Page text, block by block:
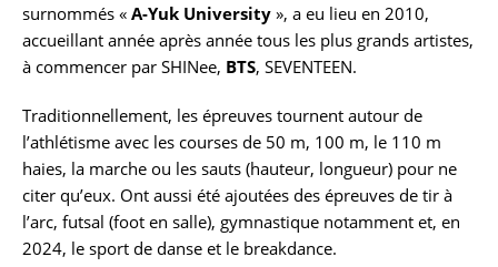
surnommés « A-Yuk University », a eu lieu en 2010,
accueillant année après année tous les plus grands artistes,
à commencer par SHINee, BTS, SEVENTEEN.
Traditionnellement, les épreuves tournent autour de
l’athlétisme avec les courses de 50 m, 100 m, le 110 m
haies, la marche ou les sauts (hauteur, longueur) pour ne
citer qu’eux. Ont aussi été ajoutées des épreuves de tir à
l’arc, futsal (foot en salle), gymnastique notamment et, en
2024, le sport de danse et le breakdance.